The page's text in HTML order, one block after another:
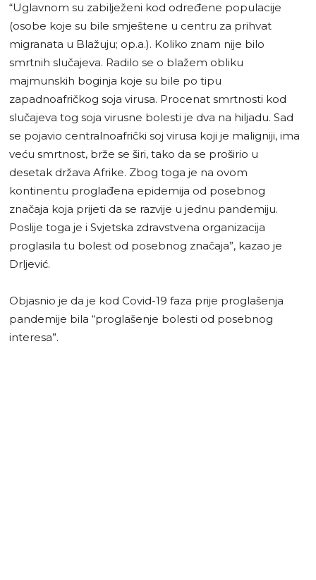
“Uglavnom su zabilježeni kod određene populacije
(osobe koje su bile smještene u centru za prihvat
migranata u Blažuju; op.a.). Koliko znam nije bilo
smrtnih slučajeva. Radilo se o blažem obliku
majmunskih boginja koje su bile po tipu
zapadnoafričkog soja virusa. Procenat smrtnosti kod
slučajeva tog soja virusne bolesti je dva na hiljadu. Sad
se pojavio centralnoafrički soj virusa koji je maligniji, ima
veću smrtnost, brže se širi, tako da se proširio u
desetak država Afrike. Zbog toga je na ovom
kontinentu proglađena epidemija od posebnog
značaja koja prijeti da se razvije u jednu pandemiju.
Poslije toga je i Svjetska zdravstvena organizacija
proglasila tu bolest od posebnog značaja”, kazao je
Drljević.
Objasnio je da je kod Covid-19 faza prije proglašenja
pandemije bila “proglašenje bolesti od posebnog
interesa”.